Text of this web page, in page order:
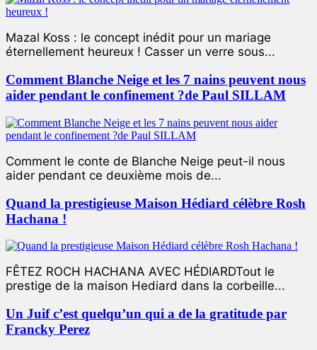
Mazal Koss : le concept inédit pour un mariage
éternellement heureux ! Casser un verre sous...
Comment Blanche Neige et les 7 nains peuvent nous
aider pendant le confinement ?de Paul SILLAM
Comment le conte de Blanche Neige peut-il nous
aider pendant ce deuxième mois de...
Quand la prestigieuse Maison Hédiard célèbre Rosh
Hachana !
FÊTEZ ROCH HACHANA AVEC HÉDIARDTout le
prestige de la maison Hediard dans la corbeille...
Un Juif c’est quelqu’un qui a de la gratitude par
Francky Perez